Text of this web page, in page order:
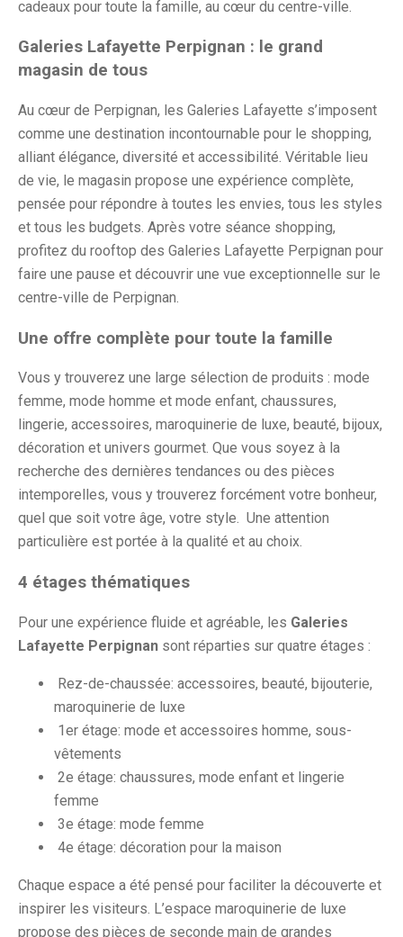
cadeaux pour toute la famille, au cœur du centre-ville.
Galeries Lafayette Perpignan : le grand
magasin de tous
Au cœur de Perpignan, les Galeries Lafayette s’imposent
comme une destination incontournable pour le shopping,
alliant élégance, diversité et accessibilité. Véritable lieu
de vie, le magasin propose une expérience complète,
pensée pour répondre à toutes les envies, tous les styles
et tous les budgets. Après votre séance shopping,
profitez du rooftop des Galeries Lafayette Perpignan pour
faire une pause et découvrir une vue exceptionnelle sur le
centre-ville de Perpignan.
Une offre complète pour toute la famille
Vous y trouverez une large sélection de produits : mode
femme, mode homme et mode enfant, chaussures,
lingerie, accessoires, maroquinerie de luxe, beauté, bijoux,
décoration et univers gourmet. Que vous soyez à la
recherche des dernières tendances ou des pièces
intemporelles, vous y trouverez forcément votre bonheur,
quel que soit votre âge, votre style. Une attention
particulière est portée à la qualité et au choix.
4 étages thématiques
Pour une expérience fluide et agréable, les Galeries
Lafayette Perpignan sont réparties sur quatre étages :
Rez-de-chaussée: accessoires, beauté, bijouterie,
maroquinerie de luxe
1er étage: mode et accessoires homme, sous-
vêtements
2e étage: chaussures, mode enfant et lingerie
femme
3e étage: mode femme
4e étage: décoration pour la maison
Chaque espace a été pensé pour faciliter la découverte et
inspirer les visiteurs. L’espace maroquinerie de luxe
propose des pièces de seconde main de grandes